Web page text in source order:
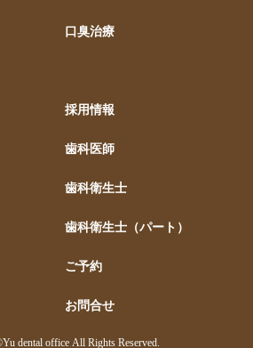
口臭治療
採用情報
歯科医師
歯科衛生士
歯科衛生士（パート）
ご予約
お問合せ
dental office All Rights Reserved.